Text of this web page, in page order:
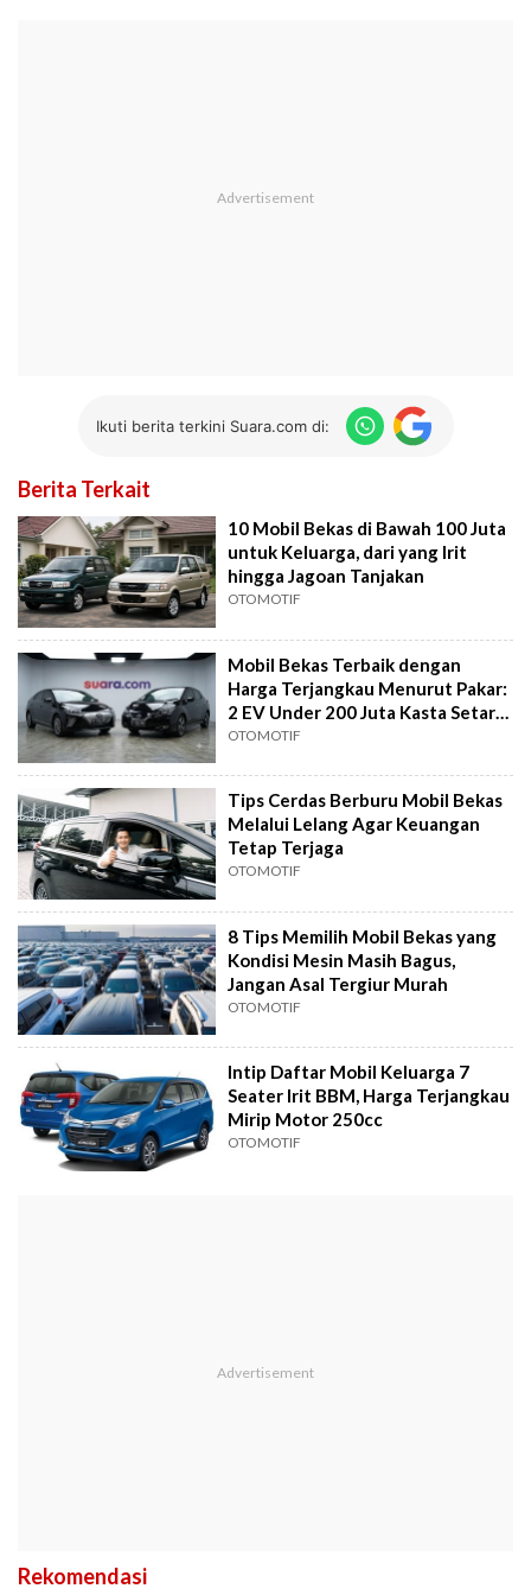
Ikuti berita terkini Suara.com di:
Berita Terkait
10 Mobil Bekas di Bawah 100 Juta
untuk Keluarga, dari yang Irit
hingga Jagoan Tanjakan
OTOMOTIF
Mobil Bekas Terbaik dengan
Harga Terjangkau Menurut Pakar:
2 EV Under 200 Juta Kasta Setara
Ioniq
OTOMOTIF
Tips Cerdas Berburu Mobil Bekas
Melalui Lelang Agar Keuangan
Tetap Terjaga
OTOMOTIF
8 Tips Memilih Mobil Bekas yang
Kondisi Mesin Masih Bagus,
Jangan Asal Tergiur Murah
OTOMOTIF
Intip Daftar Mobil Keluarga 7
Seater Irit BBM, Harga Terjangkau
Mirip Motor 250cc
OTOMOTIF
Rekomendasi